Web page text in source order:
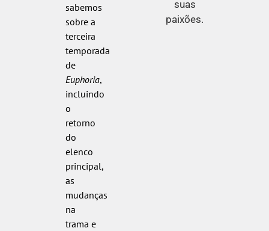
sabemos
sobre a
terceira
temporada
de
Euphoria,
incluindo
o
retorno
do
elenco
principal,
as
mudanças
na
trama e
suas
paixões.